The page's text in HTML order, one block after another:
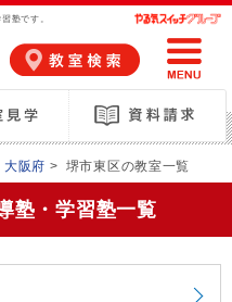
塾です。
大阪府 > 堺市東区の教室一覧
塾・学習塾一覧